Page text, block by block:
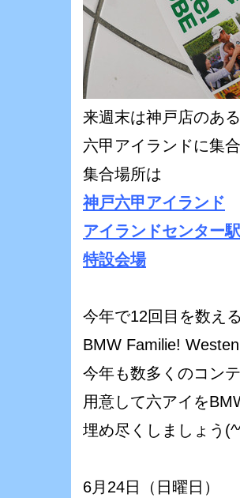
来週末は神戸店のある
六甲アイランドに集合
集合場所は
神戸六甲アイランド
アイランドセンター
特設会場
今年で12回目を数える
BMW Familie!
今年も数多くのコン
用意して六アイを
埋め尽くしましょう
6月24日（日曜日）